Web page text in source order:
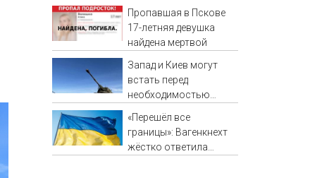
Пропавшая в Пскове
17-летняя девушка
найдена мертвой
Запад и Киев могут
встать перед
необходимостью
Путина
«Перешёл все
границы»: Вагенкнехт
жёстко ответила